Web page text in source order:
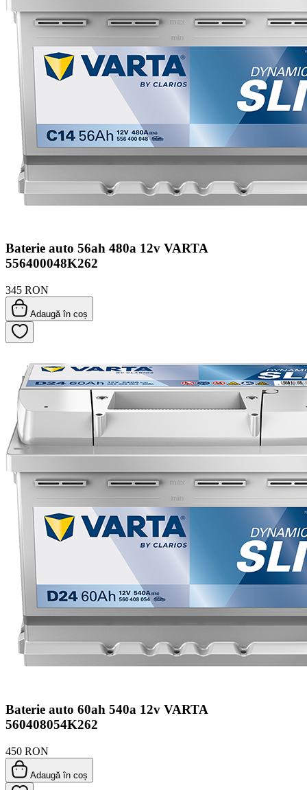
Baterie auto 56ah 480a 12v VARTA
556400048K262
345 RON
Adaugă în coș
Baterie auto 60ah 540a 12v VARTA
560408054K262
450 RON
Adaugă în coș